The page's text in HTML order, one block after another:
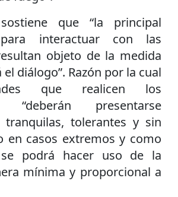
que “la principal
interactuar con las
objeto de la medida
diálogo”. Razón por la cual
que realicen los
“deberán presentarse
tranquilas, tolerantes y sin
en casos extremos y como
podrá hacer uso de la
mínima y proporcional a